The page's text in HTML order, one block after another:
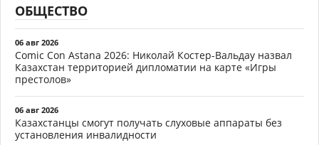
ОБЩЕСТВО
06 авг 2026
Comic Con Astana 2026: Николай Костер-Вальдау назвал
Казахстан территорией дипломатии на карте «Игры
престолов»
06 авг 2026
Казахстанцы смогут получать слуховые аппараты без
установления инвалидности